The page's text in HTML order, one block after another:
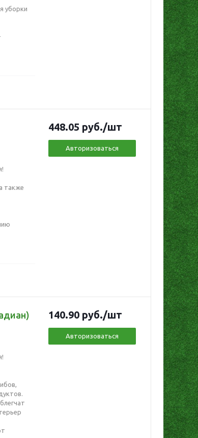
уборки
также
448.05 руб./шт
Авторизоваться
140.90 руб./шт
Авторизоваться